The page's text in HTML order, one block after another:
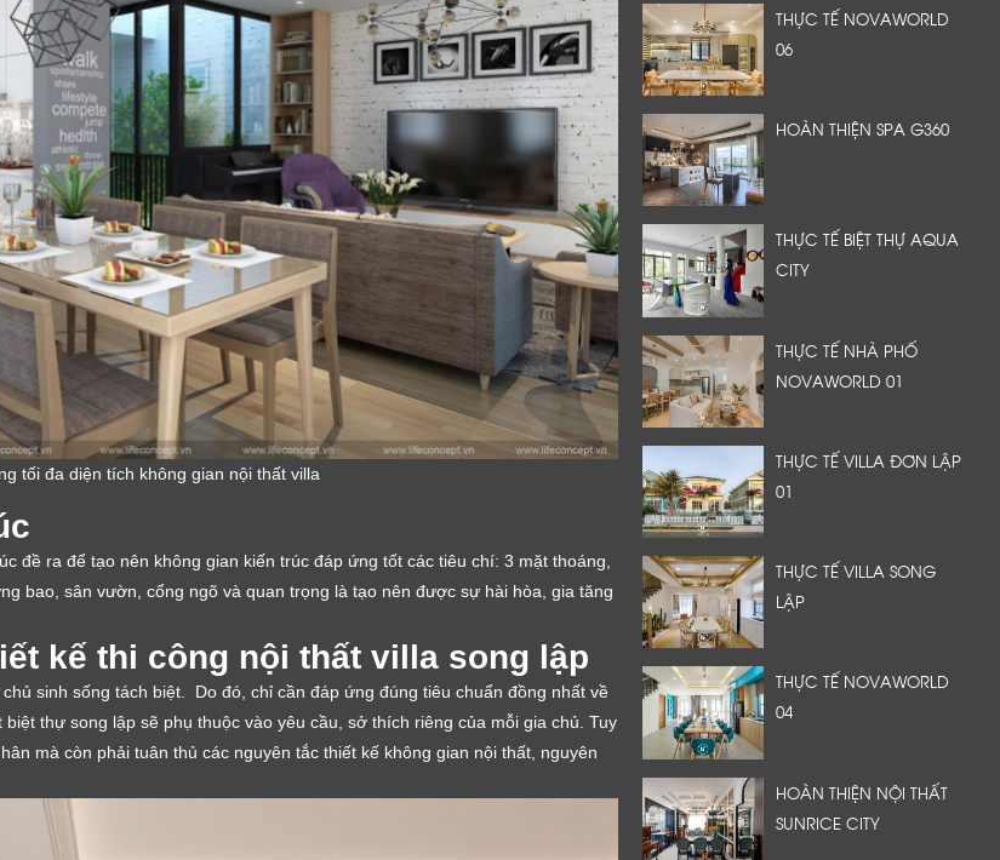
tối đa diện tích không gian nội thất villa
đề ra để tạo nên không gian kiến trúc đáp ứng tốt các tiêu chí: 3 mặt thoáng,
bao, sân vườn, cổng ngõ và quan trọng là tạo nên được sự hài hòa, gia tăng
kế thi công nội thất villa song lập
sinh sống tách biệt. Do đó, chỉ cần đáp ứng đúng tiêu chuẩn đồng nhất về
thự song lập sẽ phụ thuộc vào yêu cầu, sở thích riêng của mỗi gia chủ. Tuy
mà còn phải tuân thủ các nguyên tắc thiết kế không gian nội thất, nguyên
THỰC TẾ NOVAWORLD
06
HOÀN THIỆN SPA G360
THỰC TẾ BIỆT THỰ AQUA
CITY
THỰC TẾ NHÀ PHỐ
NOVAWORLD 01
THỰC TẾ VILLA ĐƠN LẬP
01
THỰC TẾ VILLA SONG
LẬP
THỰC TẾ NOVAWORLD
04
HOÀN THIỆN NỘI THẤT
SUNRICE CITY
Cảm ơn quý khách đã để lại thông tin.
tôi sẽ liên hệ lại trong thời gian sớm nhất